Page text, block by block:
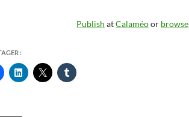
Publish atCalaméoor browse
: